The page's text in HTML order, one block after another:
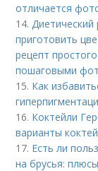
отличается
14.Диетический
приготовить
рецепт
пошаговыми
15. Как
16. Коктейли
варианты
17. Есть ли
на брусья: плюсы